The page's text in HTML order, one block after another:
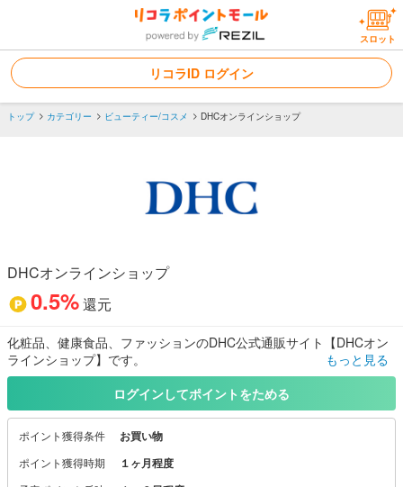
スロット
リコラID ログイン
トップ カテゴリー ビューティー/コスメ DHCオンラインショップ
DHCオンラインショップ
0.5%還元
化粧品、健康食品、ファッションのDHC公式通販サイト【DHCオン
ラインショップ】です。
スキンケア、ダイエット、サプリメント、アパレルなど税込3,780円
以上で送料無料。WEB限定セールもお見逃しなく！
もっと見る
ログインしてポイントをためる
ポイント獲得条件 お買い物
ポイント獲得時期 １ヶ月程度